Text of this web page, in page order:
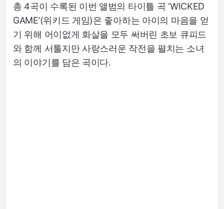
총 4곡이 수록된 이번 앨범의 타이틀 곡 ‘WICKED
GAME’(위키드 게임)은 좋아하는 아이의 마음을 얻
기 위해 어이없게 화살을 모두 써버린 초보 큐피드
와 함께 서툴지만 사랑스러운 작전을 펼치는 소녀
의 이야기를 담은 곡이다.